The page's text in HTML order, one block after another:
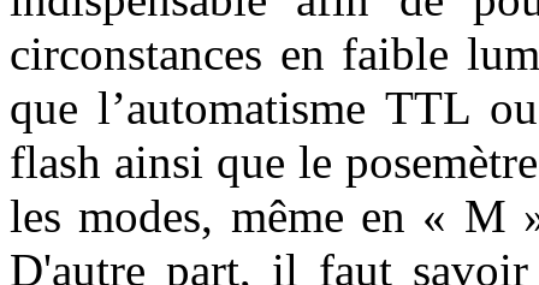
circonstances en faible
que l’automatisme TTL
flash ainsi que le
les modes, même en « M
D'autre part, il faut